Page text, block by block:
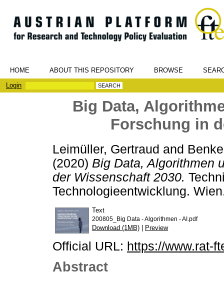
HOME ABOUT THIS REPOSITORY BROWSE
Login
Big Data,
Forschung in
Leimüller, Gertraud and
(2020) Big Data, Algorithmen
der Wissenschaft 2030.
Technologieentwicklung.
Text
200805_Big Data - Algorithmen - AI.pdf
Download (1MB) | Preview
Official URL: https://www.rat-
Abstract